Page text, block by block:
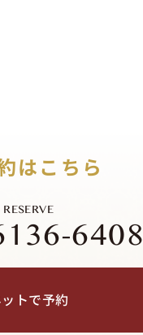
はこちら
RESERVE
6408
トで予約